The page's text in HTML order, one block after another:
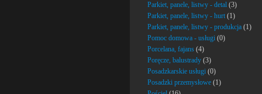
Parkiet, panele, listwy - detal (3)
Parkiet, panele, listwy - hurt (1)
Parkiet, panele, listwy - produkcja (1)
Pomoc domowa - usługi (0)
Porcelana, fajans (4)
Poręcze, balustrady (3)
Posadzkarskie usługi (0)
Posadzki przemysłowe (1)